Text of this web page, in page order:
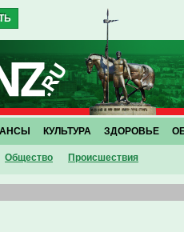
Общество Проиcшествия
КУЛЬТУРА ЗДОРОВЬЕ